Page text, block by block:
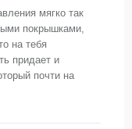
мягко так
покрышками,
на тебя
придает и
почти на